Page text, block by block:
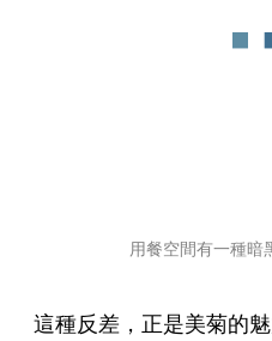
用餐空間有一種暗
這種反差，正是美菊的